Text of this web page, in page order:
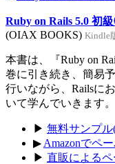
Ruby on Rails 5.0 初
(OIAX BOOKS) Kindle
本書は、『Ruby on
巻に引き続き、簡易
行いながら、Railsに
いて学んでいきます。
▶ 無料サンプル
▶ Amazonでペ
▶ 直販による